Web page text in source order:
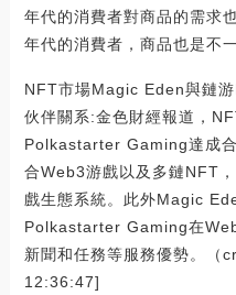
年代的消費者對商品的需求
年代的消費者，商品也是不一
NFT市場Magic Eden與鏈
伙伴關系:金色財經報道，
Polkastarter Gaming達成
合Web3游戲以及多鏈NFT
戲生態系統。此外Magic
Polkastarter Gaming在
新聞和任務等服務優勢。（
12:36:47]